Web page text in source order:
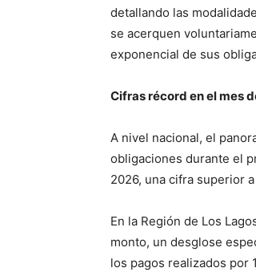
detallando las
se acerquen
exponencial de sus
Cifras récord en el mes
A nivel nacional, el
obligaciones durante el
2026, una cifra superior
En la Región de Los
monto, un desglose
los pagos realizados por